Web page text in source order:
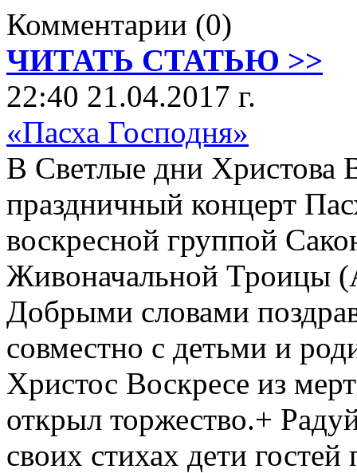
Комментарии (0)
ЧИТАТЬ СТАТЬЮ >>
22:40 21.04.2017 г.
«Пасха Господня»
В Светлые дни Христова
праздничный концерт
воскресной группой
Живоначальной Троицы
Добрыми словами
совместно с детьми и
Христос Воскресе из
открыл торжество.+
своих стихах дети